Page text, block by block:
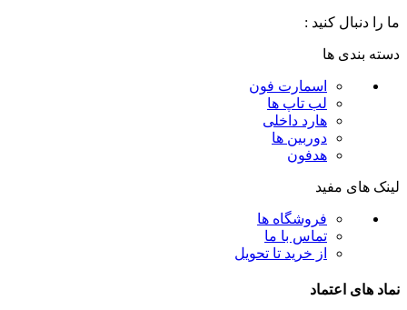
ما را دنبال کنید :
دسته بندی ها
اسمارت فون
لب تاپ ها
هارد داخلی
دوربین ها
هدفون
لینک های مفید
فروشگاه ها
تماس با ما
از خرید تا تحویل
نماد های اعتماد